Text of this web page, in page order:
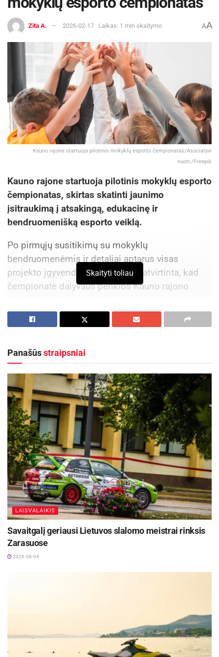
Zita A. 2026-02-17 Laikas: 1 min skaitymo AA
Kauno rajone startuoja pilotinis mokyklų esporto čempionatas/Asociatyvi
nuotr./Freepik
Kauno rajone startuoja pilotinis mokyklų esporto
čempionatas, skirtas skatinti jaunimo
įsitraukimą į atsakingą, edukacinę ir
bendruomenišką esporto veiklą.
Po pirmųjų susitikimų su mokyklų
bendruomenėmis ir detaliai aptarus visas
projekto įgyvendinimo detales, patvirtinta, kad
čempionate dalyvaus penkios Kauno rajono
bendrojo ugdymo mokyklos.
Aktualios naujienos
Kauno rajone, Čekiškėje vyks 2028 metų Europos
ir pasaulio greičio automodelių čempionatas
Skelbiama privaloma AB „Achema“ parengta
informacija apie aukštesniojo lygio pavojingąjį
objektą
2026-08-06
Kiekvienoje jų vyks atrankinis etapas, po kurio
stipriausi dalyviai pateks į čempionato finalą,
planuojamą gegužės mėnesį.
Mokyklų esporto čempionate dalyvaus:
16 d.);
Vytauto Didžiojo universiteto Ugnės Karvelis
Karmėlavos Balio Buračo gimnazija (kovo 31 d.).
Kiekvienoje mokykloje vyks ne tik atrankinis
turnyras, kuriame dalyvaus po 32 moksleivius,
Skaityti toliau
Panašūsstraipsniai
LAISVALAIKIS
Savaitgalį geriausi Lietuvos slalomo meistrai rinksis
Zarasuose
2026-08-04